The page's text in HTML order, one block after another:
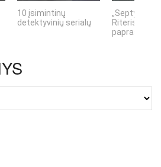
10 įsimintinų
detektyvinių serialų
„Septynių
Riteris" – kai